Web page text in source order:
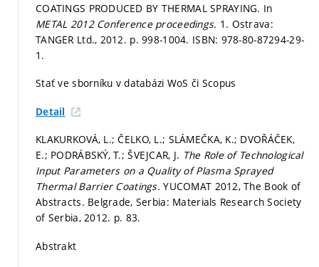
COATINGS PRODUCED BY THERMAL SPRAYING. In
METAL 2012 Conference proceedings. 1. Ostrava:
TANGER Ltd., 2012. p. 998-1004. ISBN: 978-80-87294-29-
1.
Stať ve sborníku v databázi WoS či Scopus
Detail
KLAKURKOVÁ, L.; ČELKO, L.; SLÁMEČKA, K.; DVOŘÁČEK,
E.; PODRÁBSKÝ, T.; ŠVEJCAR, J. The Role of Technological
Input Parameters on a Quality of Plasma Sprayed
Thermal Barrier Coatings.YUCOMAT 2012, The Book of
Abstracts. Belgrade, Serbia: Materials Research Society
of Serbia, 2012. p. 83.
Abstrakt